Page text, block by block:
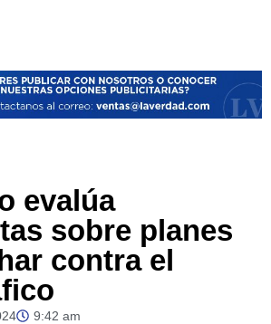
evalúa
sobre planes
contra el
9:42 am